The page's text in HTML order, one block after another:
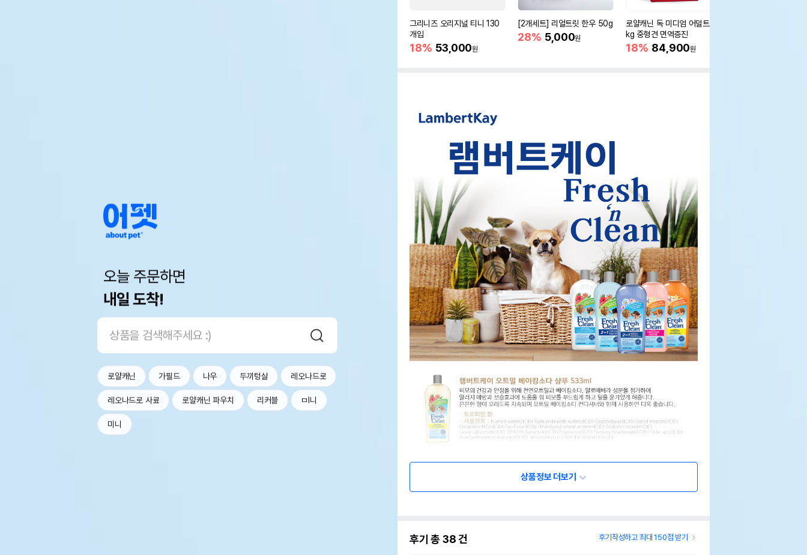
오늘 주문하면
내일 도착!
로얄캐닌 가필드 나우 두끼텅살 레오나드로
레오나드로 사료 로얄캐닌 파우치 리커블 ㅁl니
미니
그리니즈 오리지널 티니 130
개입
18% 53,000원
[2개세트] 리얼트릿 한우 50g
28% 5,000원
로얄캐닌 독 미디엄 어덜트 10
kg 중형견 면역증진
18% 84,900원
상품정보 더보기
후기 총 38건 후기작성하고 최대 150점 받기